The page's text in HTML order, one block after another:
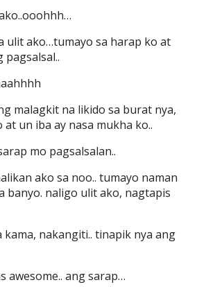
ulit ako…tumayo sa harap ko at
malagkit na likido sa burat nya,
un iba ay nasa mukha ko..
mo pagsalsalan..
ako sa noo.. tumayo naman
banyo. naligo ulit ako, nagtapis
kama, nakangiti.. tinapik nya ang
awesome.. ang sarap…